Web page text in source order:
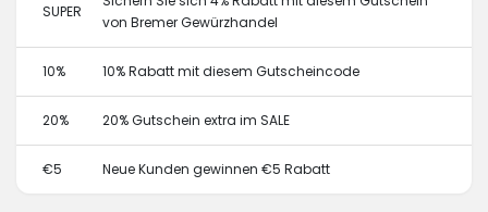
SUPER
von Bremer Gewürzhandel
10% 10% Rabatt mit diesem Gutscheincode
20% 20% Gutschein extra im SALE
€5 Neue Kunden gewinnen €5 Rabatt